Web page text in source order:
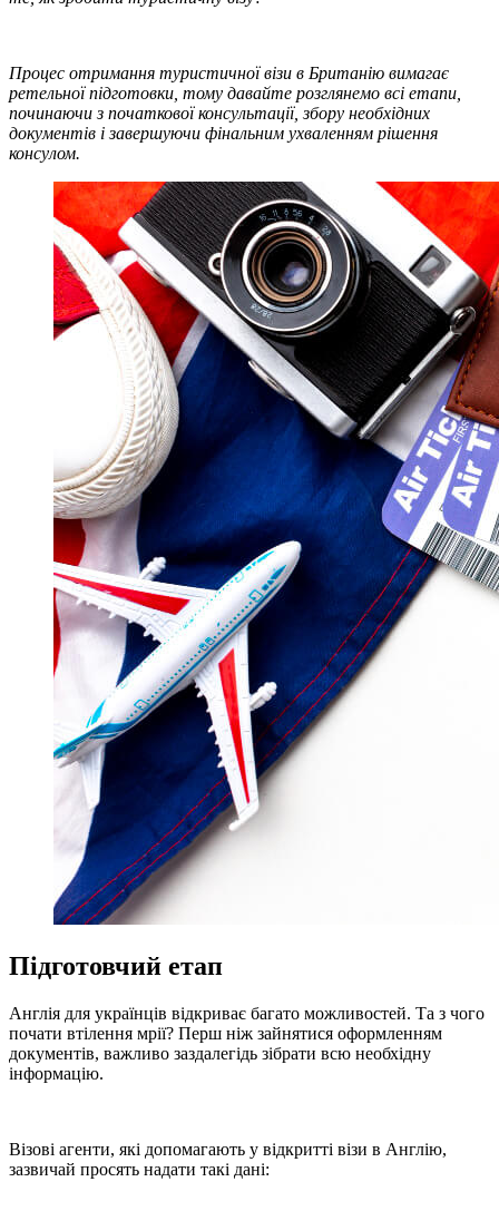
Процес отримання туристичної візи в Британію вимагає
ретельної підготовки, тому давайте розглянемо всі етапи,
починаючи з початкової консультації, збору необхідних
документів і завершуючи фінальним ухваленням рішення
консулом.
Підготовчий етап
Англія для українців відкриває багато можливостей. Та з чого
почати втілення мрії? Перш ніж зайнятися оформленням
документів, важливо заздалегідь зібрати всю необхідну
інформацію.
Візові агенти, які допомагають у відкритті візи в Англію,
зазвичай просять надати такі дані: